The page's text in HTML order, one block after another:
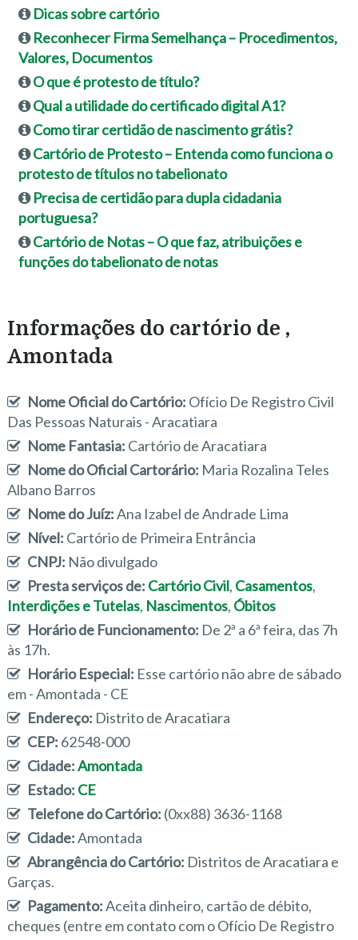
Dicas sobre cartório
Reconhecer Firma Semelhança – Procedimentos,
Valores, Documentos
O que é protesto de título?
Qual a utilidade do certificado digital A1?
Como tirar certidão de nascimento grátis?
Cartório de Protesto – Entenda como funciona o
protesto de títulos no tabelionato
Precisa de certidão para dupla cidadania
portuguesa?
Cartório de Notas – O que faz, atribuições e
funções do tabelionato de notas
Informações do cartório de ,
Amontada
Nome Oficial do Cartório: Ofício De Registro Civil
Das Pessoas Naturais - Aracatiara
Nome Fantasia: Cartório de Aracatiara
Nome do Oficial Cartorário: Maria Rozalina Teles
Albano Barros
Nome do Juíz:Ana Izabel de Andrade Lima
Nível: Cartório de Primeira Entrância
CNPJ: Não divulgado
Presta serviços de: Cartório Civil, Casamentos,
Interdições e Tutelas, Nascimentos, Óbitos
Horário de Funcionamento: De 2ª a 6ª feira, das 7h
às 17h.
Horário Especial: Esse cartório não abre de sábado
em - Amontada - CE
Endereço: Distrito de Aracatiara
CEP: 62548-000
Cidade:Amontada
Estado: CE
Telefone do Cartório: (0xx88) 3636-1168
Cidade:Amontada
Abrangência do Cartório: Distritos de Aracatiara e
Garças.
Pagamento:Aceita dinheiro, cartão de débito,
cheques (entre em contato com o Ofício De Registro